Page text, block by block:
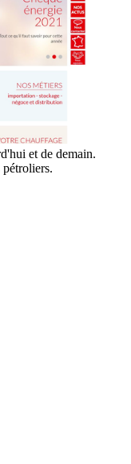
et de demain.